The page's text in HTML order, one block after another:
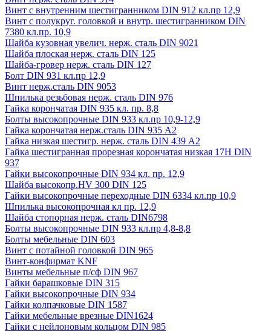
Винт с внутренним шестигранником DIN 912 кл.пр 12,9
Винт с полукруг. головкой и внутр. шестигранником DIN
7380 кл.пр. 10,9
Шайба кузовная увелич. нерж. сталь DIN 9021
Шайба плоская нерж. сталь DIN 125
Шайба-гровер нерж. сталь DIN 127
Болт DIN 931 кл.пр 12,9
Винт нерж.сталь DIN 9053
Шпилька резьбовая нерж. сталь DIN 976
Гайка корончатая DIN 935 кл. пр. 8,8
Болты высокопрочные DIN 933 кл.пр 10,9-12,9
Гайка корончатая нерж.сталь DIN 935 А2
Гайка низкая шестигр. нерж. сталь DIN 439 А2
Гайка шестигранная прорезная корончатая низкая 17H DIN
937
Гайки высокопрочные DIN 934 кл. пр. 12,9
Шайба высокопр.HV 300 DIN 125
Гайки высокопрочные переходные DIN 6334 кл.пр 10,9
Шпилька высокопрочная кл пр. 12,9
Шайба стопорная нерж. сталь DIN6798
Болты высокопрочные DIN 933 кл.пр 4,8-8,8
Болты мебельные DIN 603
Винт с потайной головкой DIN 965
Винт-конфирмат KNF
Винты мебельные п/сф DIN 967
Гайки барашковые DIN 315
Гайки высокопрочные DIN 934
Гайки колпачковые DIN 1587
Гайки мебельные врезные DIN1624
Гайки с нейлоновым кольцом DIN 985